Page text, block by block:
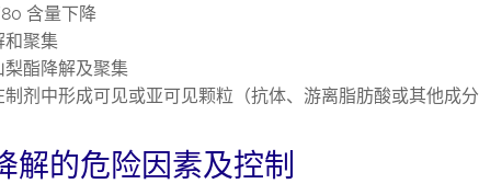
含量下降
和聚集
酯降解及聚集
剂中形成可见或亚可见颗粒（抗体、游离脂肪酸或其他成分
解的危险因素及控制